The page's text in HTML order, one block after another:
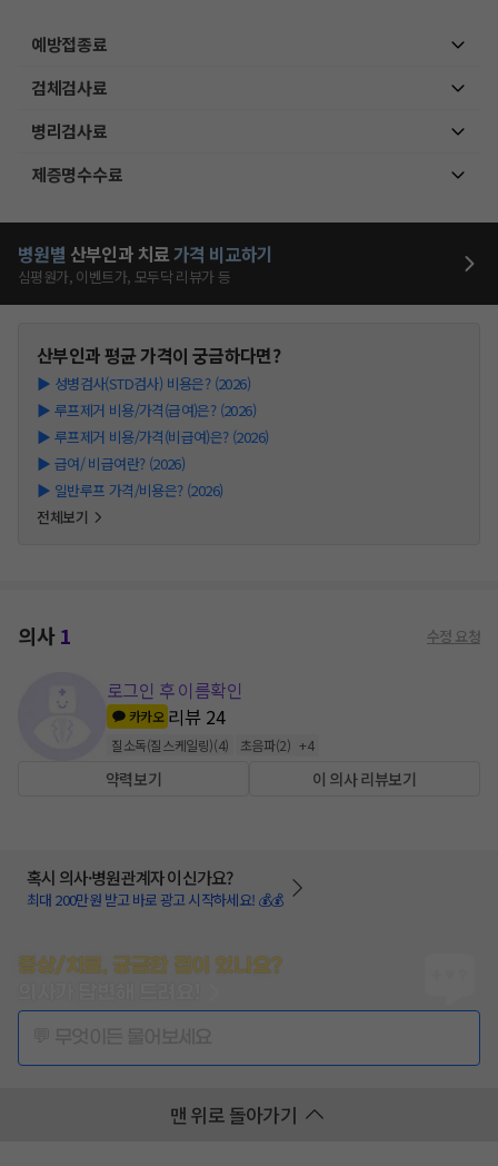
예방접종료
검체검사료
병리검사료
제증명수수료
병원별 산부인과 치료가격 비교하기
심평원가, 이벤트가, 모두닥 리뷰가 등
산부인과평균 가격이 궁금하다면?
▶ 성병검사(STD검사) 비용은? (2026)
▶ 루프제거 비용/가격(급여)은? (2026)
▶ 루프제거 비용/가격(비급여)은? (2026)
▶ 급여/ 비급여란? (2026)
▶ 일반루프 가격/비용은? (2026)
전체보기
의사1 수정 요청
로그인 후 이름확인
카카오 리뷰 24
질소독(질스케일링)(4) 초음파(2) +4
약력보기 이 의사 리뷰보기
혹시 의사·병원관계자 이신가요?
최대 200만원 받고 바로 광고 시작하세요! 💰💰
증상/치료, 궁금한 점이 있나요?
맨 위로 돌아가기